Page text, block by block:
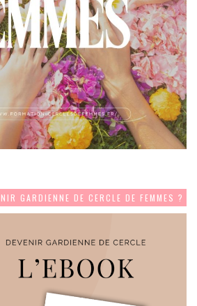
GARDIENNE DE CERCLE DE FEMMES ?